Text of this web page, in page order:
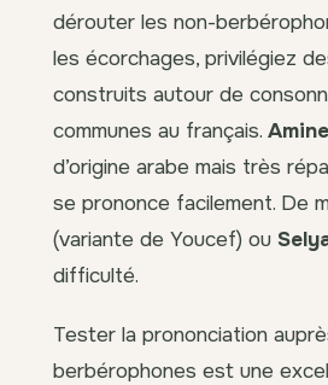
dérouter les non-
les écorchages, privilégiez
construits autour de
communes au français. Amine
d’origine arabe mais très
se prononce facilement. De
(variante de Youcef) ou
difficulté.
Tester la prononciation
berbérophones est une